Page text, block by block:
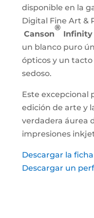
disponible en la
Digital Fine Art &
Canson
®
Infinity
un blanco puro
ópticos y un
sedoso.
Este excepcional
edición de arte y
verdadera áurea
impresiones
Descargar la
Descargar un